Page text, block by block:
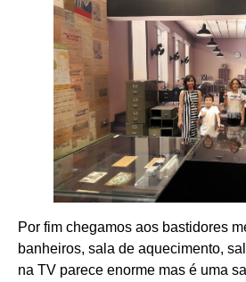
Por fim chegamos aos bastidores
banheiros, sala de aquecimento,
na TV parece enorme mas é uma